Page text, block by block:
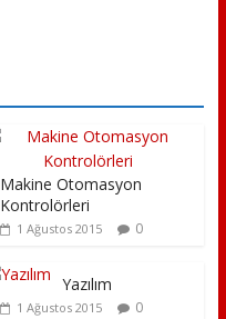
Makine Otomasyon
Kontrolörleri
1 Ağustos 2015 0
Yazılım
1 Ağustos 2015 0